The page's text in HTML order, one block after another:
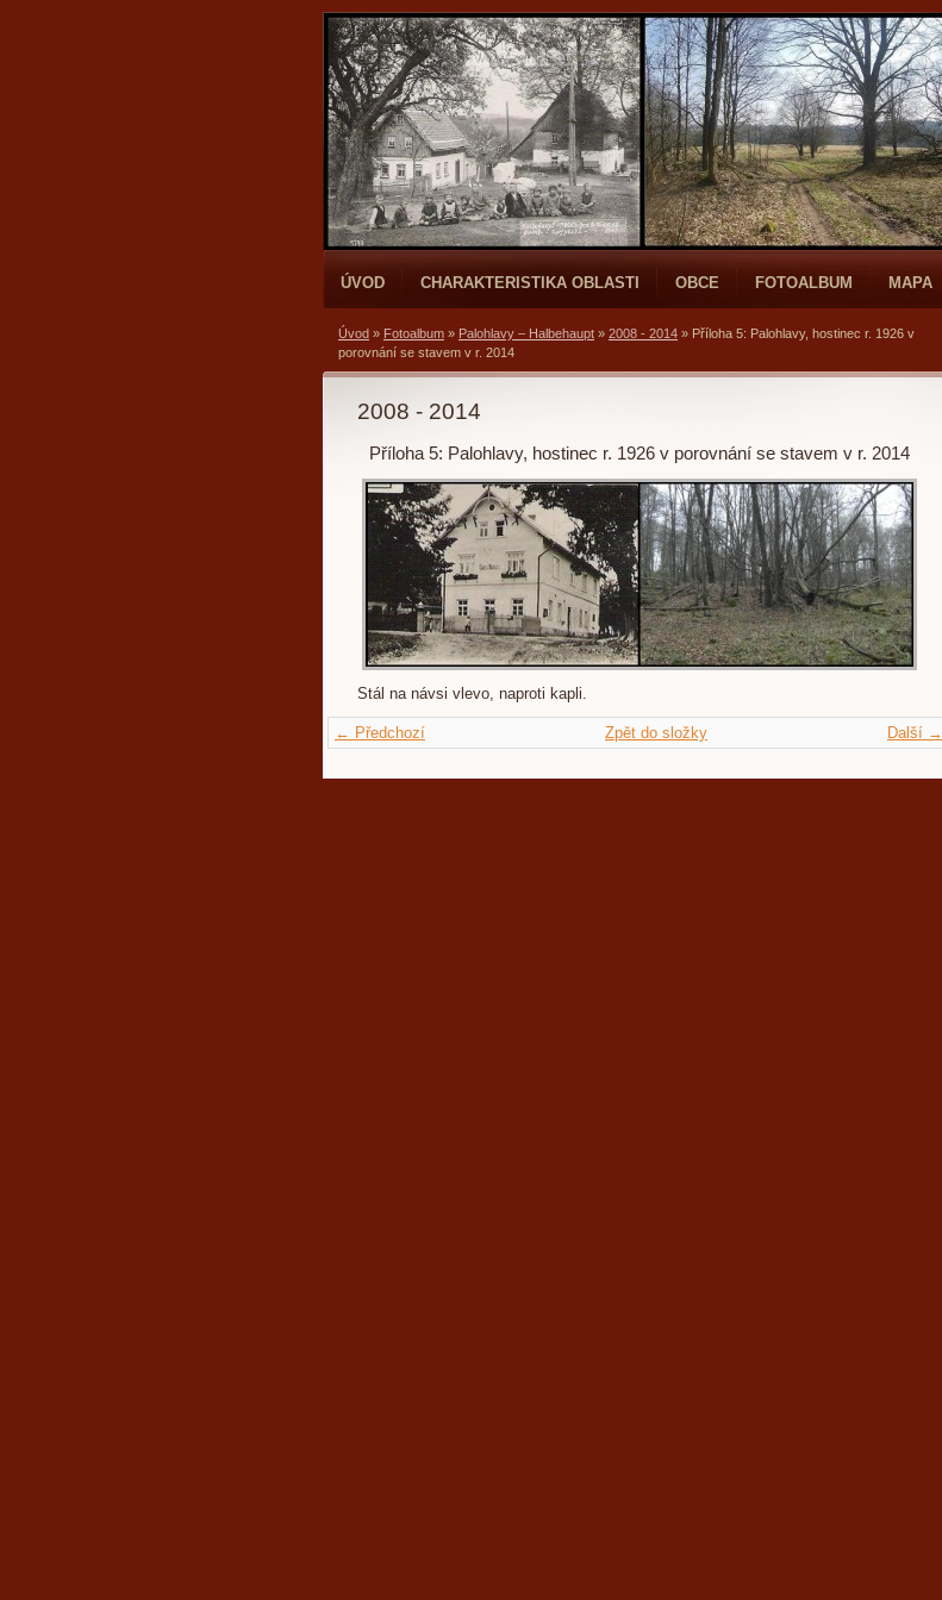
ÚVOD CHARAKTERISTIKA OBLASTI OBCE FOTOALBUM MAPA
Úvod » Fotoalbum » Palohlavy – Halbehaupt » 2008 - 2014 » Příloha 5: Palohlavy, hostinec r. 1926 v
porovnání se stavem v r. 2014
2008 - 2014
Příloha 5: Palohlavy, hostinec r. 1926 v porovnání se stavem v r. 2014
Stál na návsi vlevo, naproti kapli.
← Předchozí Další →
Zpět do složky